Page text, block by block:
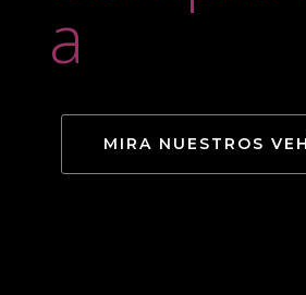
a
MIRA NUESTROS